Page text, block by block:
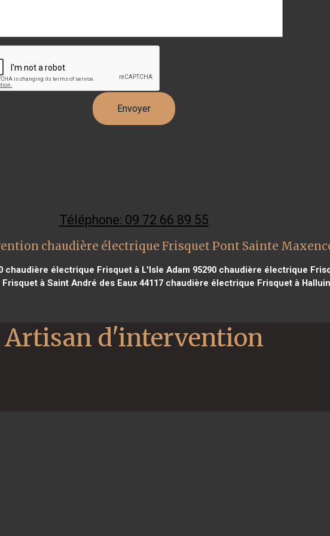
Téléphone: 09 72 66 89 55
chaudière électrique Frisquet Pont Sainte
chaudière électrique Frisquet à L'Isle Adam 95290 chaudière électrique
à Saint André des Eaux 44117 chaudière électrique Frisquet à
Artisan d'intervention